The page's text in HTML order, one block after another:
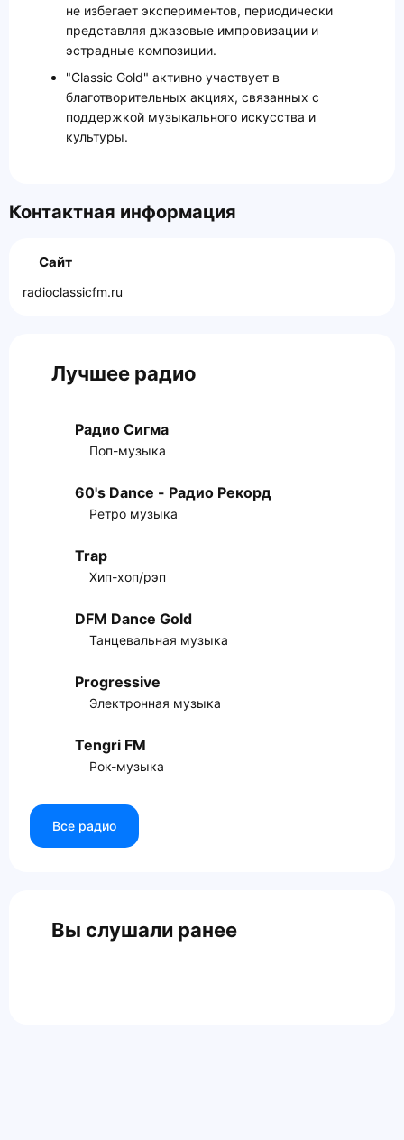
не избегает экспериментов, периодически
представляя джазовые импровизации и
эстрадные композиции.
"Classic Gold" активно участвует в
благотворительных акциях, связанных с
поддержкой музыкального искусства и
культуры.
Контактная информация
Сайт
radioclassicfm.ru
Лучшее радио
Радио Сигма
Поп-музыка
60's Dance - Радио Рекорд
Ретро музыка
Trap
Хип-хоп/рэп
DFM Dance Gold
Танцевальная музыка
Progressive
Электронная музыка
Tengri FM
Рок-музыка
Все радио
Вы слушали ранее